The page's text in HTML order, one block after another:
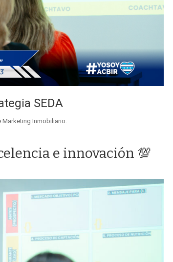
SEDA
Inmobiliario.
e innovación 💯